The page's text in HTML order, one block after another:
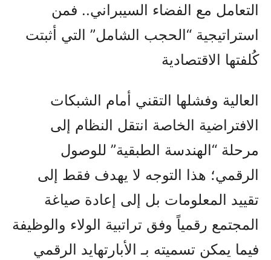
التعامل مع الفضاء السيبراني.. فمن
استراتيجية “الحجب الشامل” التي أثبتت
كُلفتها الاقتصادية
العالية وفشلها التقني أمام الشبكات
الافتراضية الخاصة انتقل النظام إلى
مرحلة “الهندسة الطبقية” للوصول
الرقمي؛ هذا التوجه لا يهدف فقط إلى
تقييد المعلومات بل إلى إعادة صياغة
المجتمع رقمياً وفق تراتبية الولاء والوظيفة
فيما يمكن تسميته بـ الأبارتهايد الرقمي